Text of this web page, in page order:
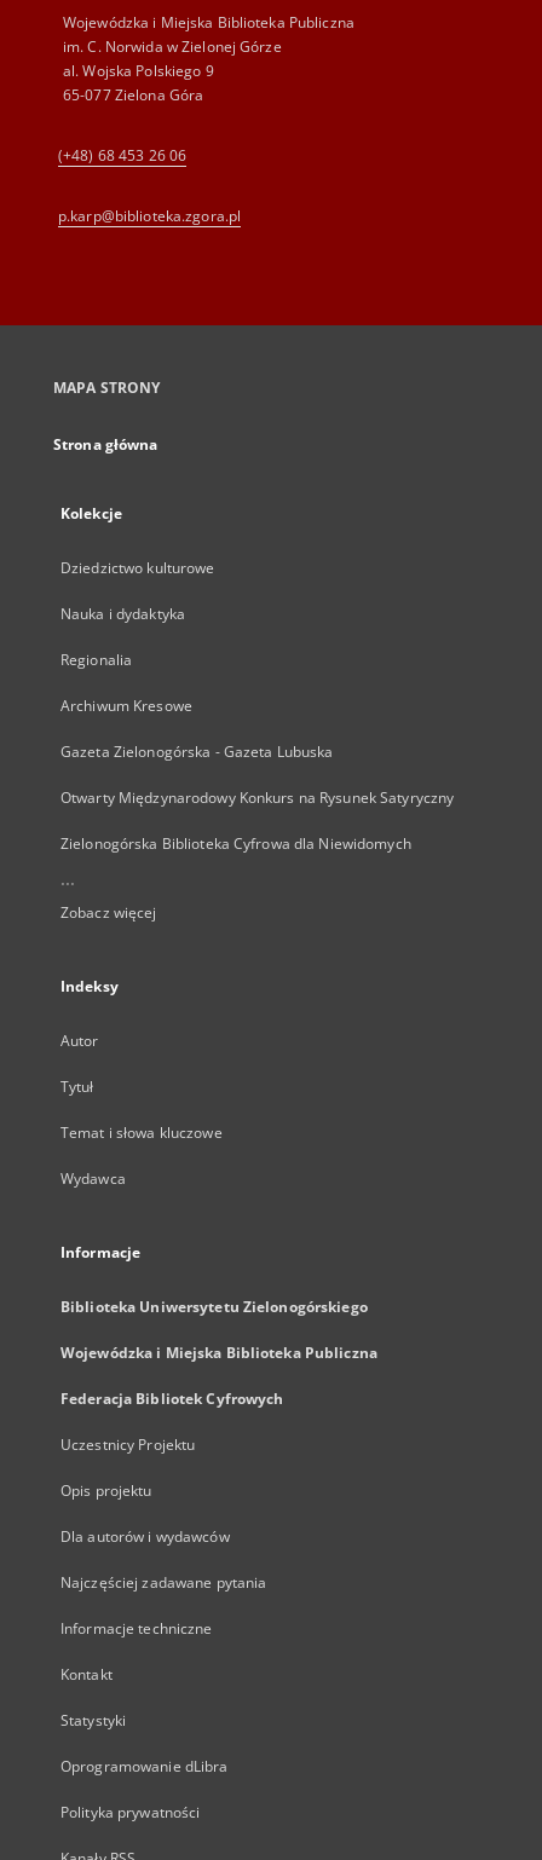
Wojewódzka i Miejska Biblioteka Publiczna
im. C. Norwida w Zielonej Górze
al. Wojska Polskiego 9
65-077 Zielona Góra
(+48) 68 453 26 06
p.karp@biblioteka.zgora.pl
MAPA STRONY
Strona główna
Kolekcje
Dziedzictwo kulturowe
Nauka i dydaktyka
Regionalia
Archiwum Kresowe
Gazeta Zielonogórska - Gazeta Lubuska
Otwarty Międzynarodowy Konkurs na Rysunek Satyryczny
Zielonogórska Biblioteka Cyfrowa dla Niewidomych
...
Zobacz więcej
Indeksy
Autor
Tytuł
Temat i słowa kluczowe
Wydawca
Informacje
Biblioteka Uniwersytetu Zielonogórskiego
Wojewódzka i Miejska Biblioteka Publiczna
Federacja Bibliotek Cyfrowych
Uczestnicy Projektu
Opis projektu
Dla autorów i wydawców
Najczęściej zadawane pytania
Informacje techniczne
Kontakt
Statystyki
Oprogramowanie dLibra
Polityka prywatności